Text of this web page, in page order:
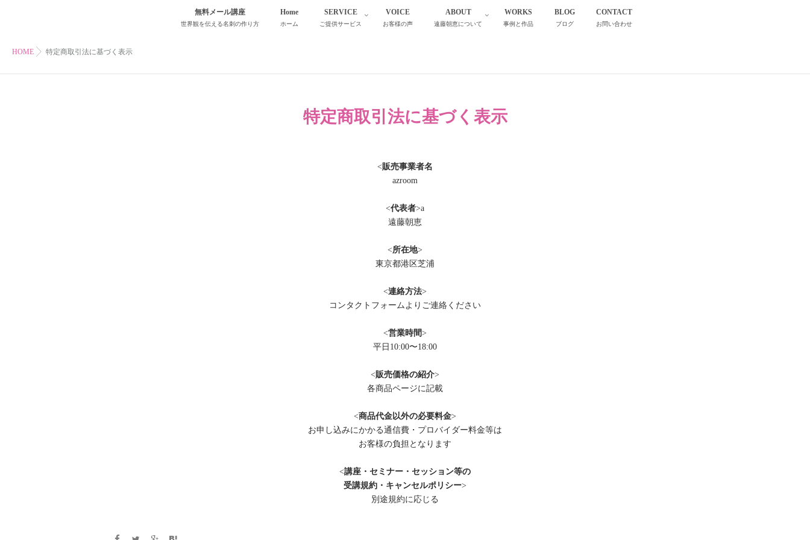
無料メール講座
世界観を伝える名刺の作り方
Home
ホーム
SERVICE
ご提供サービス
VOICE
お客様の声
ABOUT
遠藤朝恵について
WORKS
事例と作品
BLOG
ブログ
CONTACT
お問い合わせ
HOME 特定商取引法に基づく表示
特定商取引法に基づく表示
<販売事業者名
azroom
<代表者>a
遠藤朝恵
<所在地>
東京都港区芝浦
<連絡方法>
コンタクトフォームよりご連絡ください
<営業時間>
平日10:00〜18:00
<販売価格の紹介>
各商品ページに記載
<商品代金以外の必要料金>
お申し込みにかかる通信費・プロバイダー料金等は
お客様の負担となります
<講座・セミナー・セッション等の
受講規約・キャンセルポリシー>
別途規約に応じる